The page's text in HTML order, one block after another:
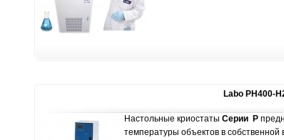
Labo PH400-
Настольные криостатыСерии P
температуры объектов в